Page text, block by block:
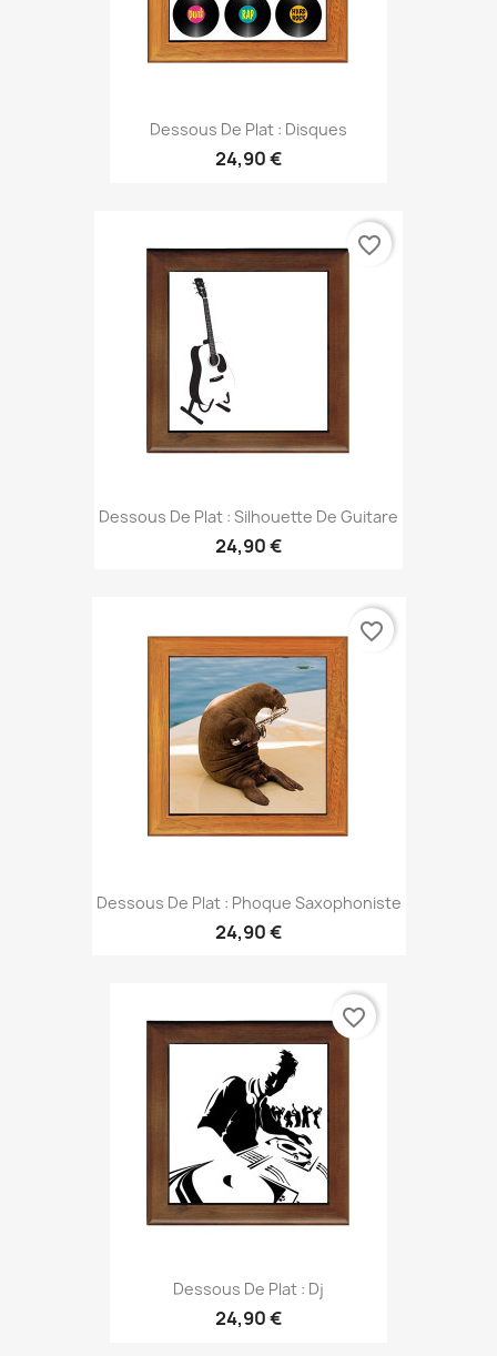
Dessous De Plat : Disques
24,90 €
Dessous De Plat : Silhouette De Guitare
24,90 €
favorite_border
Dessous De Plat : Phoque Saxophoniste
24,90 €
favorite_border
Dessous De Plat : Dj
24,90 €
favorite_border